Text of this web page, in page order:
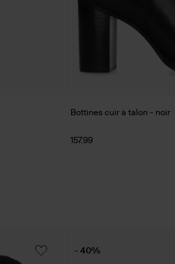
Bottines cuir à talon - noir
157.99
- 40%